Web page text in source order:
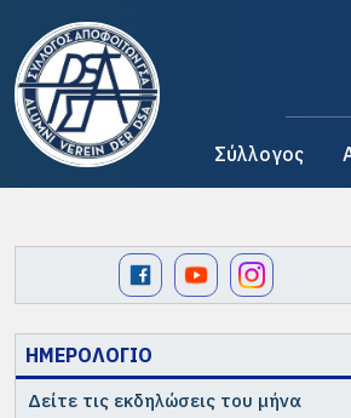
Σύλλογος
ΗΜΕΡΟΛΟΓΙΟ
Δείτε τις εκδηλώσεις του μήνα